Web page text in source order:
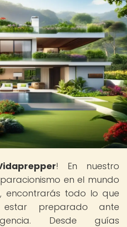
! En nuestro
en el mundo
encontrarás todo lo que
preparado ante
Desde guías